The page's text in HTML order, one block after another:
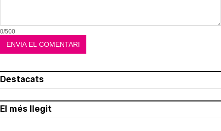
0/500
Destacats
El més llegit